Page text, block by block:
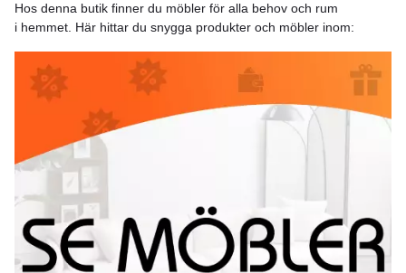
Hos denna butik finner du möbler för alla behov och rum
i hemmet. Här hittar du snygga produkter och möbler inom: